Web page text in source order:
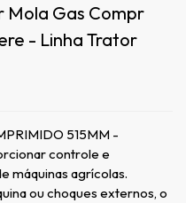
Mola Gas Compr
- Linha Trator
515MM -
controle e
máquinas agrícolas.
ou choques externos, o